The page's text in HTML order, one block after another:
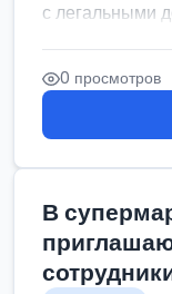
с легальными
0 просмотров
В